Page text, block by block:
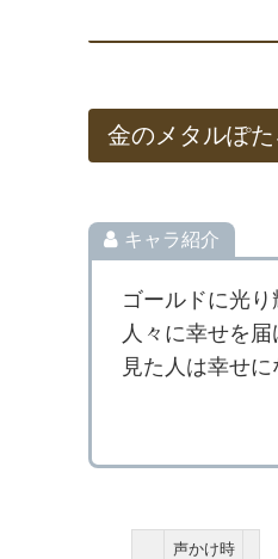
金のメタルぽた
キャラ紹介
ゴールドに光り
人々に幸せを届
見た人は幸せ
声かけ時